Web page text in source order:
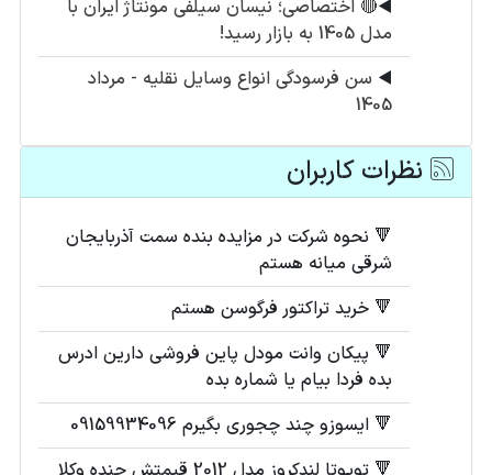
◀️🔴 اختصاصی؛ نیسان سیلفی مونتاژ ایران با
مدل 1405 به بازار رسید!
◀️ سن فرسودگی انواع وسایل نقلیه - مرداد
1405
نظرات کاربران
🔻 نحوه شرکت در مزایده بنده سمت آذربایجان
شرقی میانه هستم
🔻 خرید تراکتور فرگوسن هستم
🔻 پیکان وانت مودل پاین فروشی دارین ادرس
بدہ فردا بیام یا شمارہ بدہ
🔻 ایسوزو چند چجوری بگیرم 09159934096